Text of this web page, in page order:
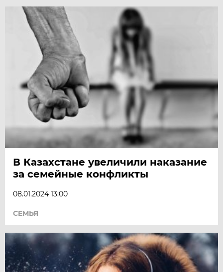
В Казахстане увеличили наказание
за семейные конфликты
08.01.2024 13:00
СЕМЬЯ